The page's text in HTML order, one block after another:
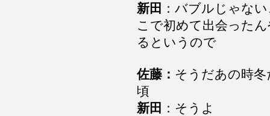
新田 ：バブルじゃな
こで初めて出会った
るというので
佐藤： そうだあの時
頃
新田 ：そうよ